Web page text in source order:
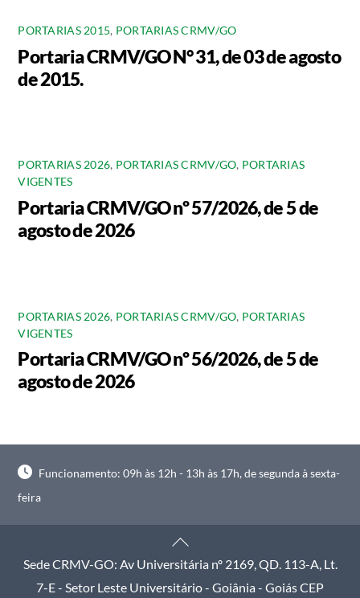
PORTARIAS 2015, PORTARIAS CRMV/GO
Portaria CRMV/GO N° 31, de 03 de agosto
de 2015.
PORTARIAS 2026, PORTARIAS CRMV/GO, PORTARIAS
VIGENTES
Portaria CRMV/GO nº 57/2026, de 5 de
agosto de 2026
PORTARIAS 2026, PORTARIAS CRMV/GO, PORTARIAS
VIGENTES
Portaria CRMV/GO nº 56/2026, de 5 de
agosto de 2026
Funcionamento: 09h às 12h - 13h às 17h, de segunda à sexta-
feira
Back
To
Top
Sede CRMV-GO: Av Universitária nº 2169, QD. 113-A, Lt.
7-E - Setor Leste Universitário - Goiânia - Goiás CEP